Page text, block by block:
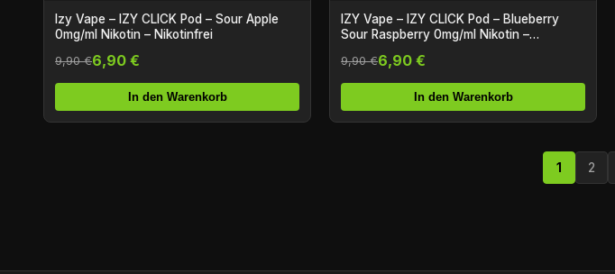
Izy Vape – IZY CLICK Pod – Sour Apple
0mg/ml Nikotin – Nikotinfrei
9,90 €6,90 €
In den Warenkorb
IZY Vape – IZY CLICK Pod – Blueberry
Sour Raspberry 0mg/ml Nikotin –
9,90 €6,90 €
In den Warenkorb
1 2